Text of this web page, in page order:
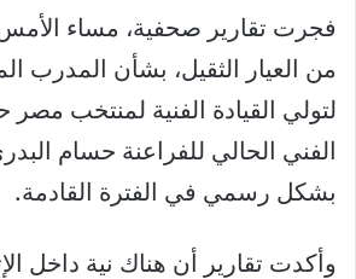
فجرت تقارير صحفية، مساء الأمس
من العيار الثقيل، بشأن المدرب
لتولي القيادة الفنية لمنتخب مصر
الفني الحالي للفراعنة حسام
بشكل رسمي في الفترة القادمة.
وأكدت تقارير أن هناك نية داخل